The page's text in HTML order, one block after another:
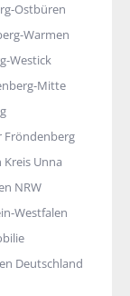
Ostbüren
Warmen
Westick
Mitte
Fröndenberg
Unna
NRW
Westfalen
Deutschland